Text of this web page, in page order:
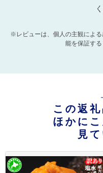
※レビューは、個人の主観によ
能を保証する
この返
ほかに
見